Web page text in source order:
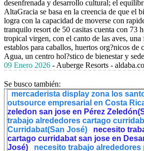
desenfrenada y desarrollo cultural; el
AltaGracia se basa en la creencia de que el
logra con la capacidad de moverse con
tranquilo resort de 50 casitas cuenta con 73
tropical virgen, con el canto de las aves, una
establos para caballos, huertos org?nicos de
Agua, un centro hol?stico de bienestar y
09 Enero 2026 - Auberge Resorts -
Se busco también:
mercaderista display zona los
outsource empresarial en Costa
zeledon san jose en Pérez
trabajo alrededores cartago
Curridabat(San José)
necesito
cartago curridabat san jose en
José)
necesito trabajo alrededores